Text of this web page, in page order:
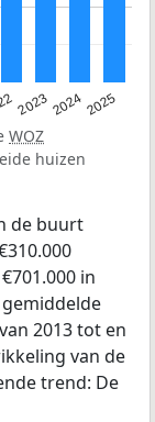
202320242025
WOZ
huizen
de buurt
in
gemiddelde
2013 tot en
van de
trend: De